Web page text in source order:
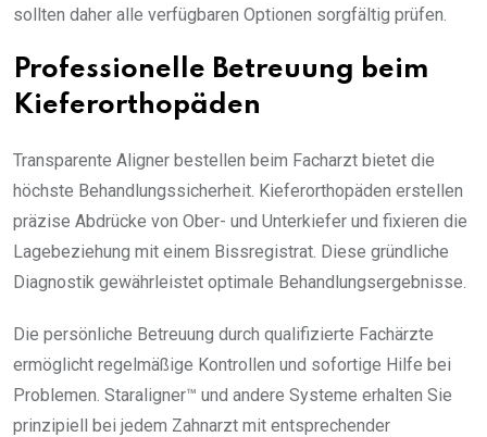
sollten daher alle verfügbaren Optionen sorgfältig prüfen.
Professionelle Betreuung beim
Kieferorthopäden
Transparente Aligner bestellen beim Facharzt bietet die
höchste Behandlungssicherheit. Kieferorthopäden erstellen
präzise Abdrücke von Ober- und Unterkiefer und fixieren die
Lagebeziehung mit einem Bissregistrat. Diese gründliche
Diagnostik gewährleistet optimale Behandlungsergebnisse.
Die persönliche Betreuung durch qualifizierte Fachärzte
ermöglicht regelmäßige Kontrollen und sofortige Hilfe bei
Problemen. Staraligner™ und andere Systeme erhalten Sie
prinzipiell bei jedem Zahnarzt mit entsprechender